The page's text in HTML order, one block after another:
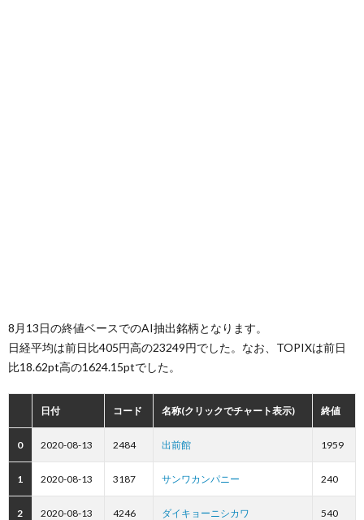
8月13日の終値ベースでのAI抽出銘柄となります。
日経平均は前日比405円高の23249円でした。なお、TOPIXは前日
比18.62pt高の1624.15ptでした。
日付 コード 名称(クリックでチャート表示) 終値
0 2020-08-13 2484 出前館 1959
1 2020-08-13 3187 サンワカンパニー 240
2 2020-08-13 4246 ダイキョーニシカワ 540